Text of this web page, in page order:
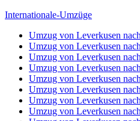
Internationale-Umzüge
Umzug von Leverkusen
Umzug von Leverkusen
Umzug von Leverkusen
Umzug von Leverkusen
Umzug von Leverkusen
Umzug von Leverkusen
Umzug von Leverkusen
Umzug von Leverkusen